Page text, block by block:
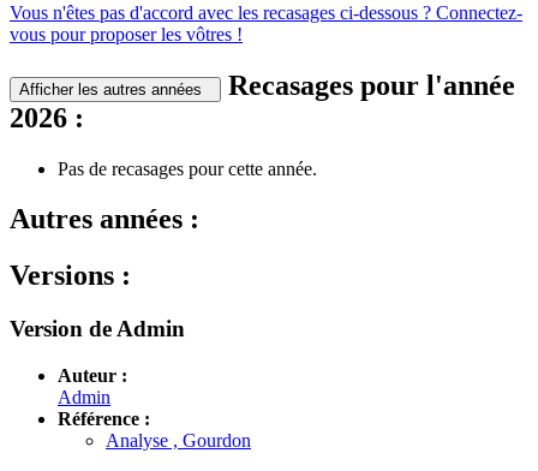
Vous n'êtes pas d'accord avec les recasages ci-dessous ? Connectez-
vous pour proposer les vôtres !
Afficher les autres années
Recasages pour l'année
2026 :
Pas de recasages pour cette année.
Autres années :
Versions :
Version de Admin
Auteur :
Admin
Référence :
Analyse , Gourdon